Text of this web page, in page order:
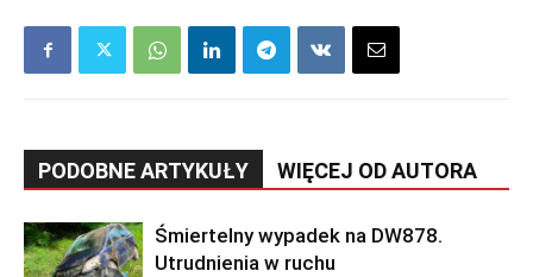
PODOBNE ARTYKUŁY WIĘCEJ OD AUTORA
Śmiertelny wypadek na DW878.
Utrudnienia w ruchu